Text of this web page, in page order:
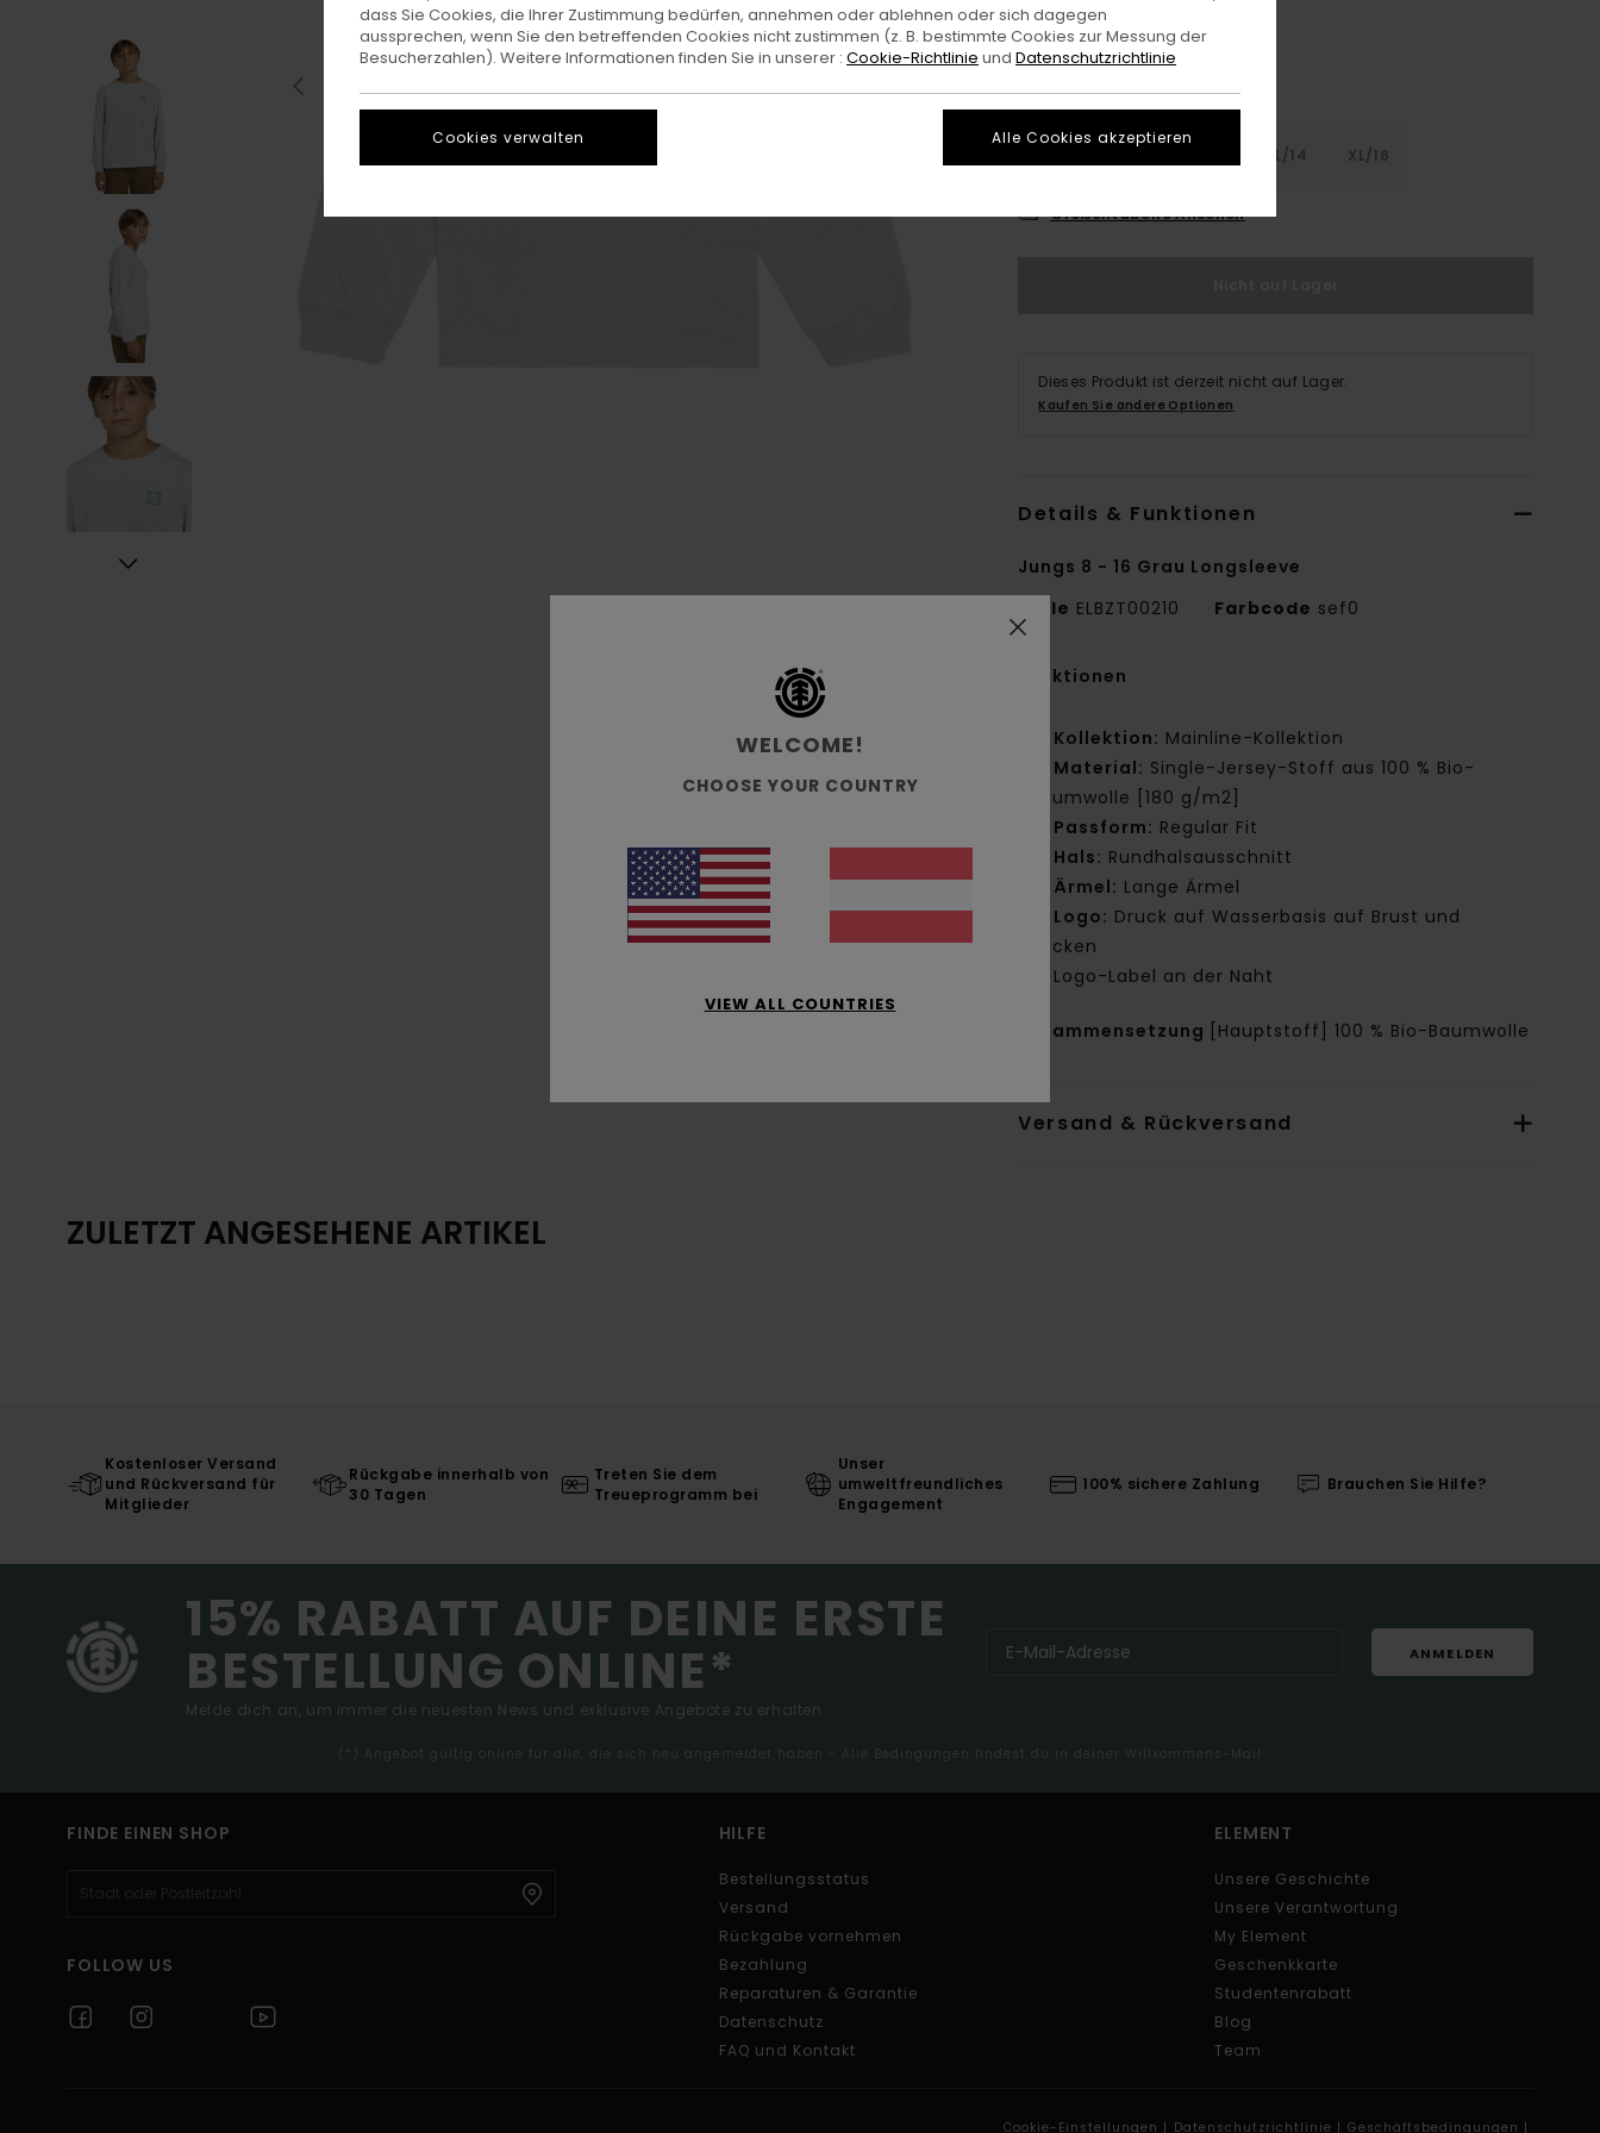
L/14 XL/16
Größentabelle Ansehen
Dieses Produkt ist derzeit nicht auf Lager.
Kaufen Sie andere Optionen
Details & Funktionen
Jungs 8 - 16 Grau Longsleeve
Style ELBZT00210 Farbcode sef0
Funktionen
Kollektion: Mainline-Kollektion
Material: Single-Jersey-Stoff aus 100 % Bio-
Baumwolle [180 g/m2]
Passform: Regular Fit
Hals: Rundhalsausschnitt
Ärmel: Lange Ärmel
Logo: Druck auf Wasserbasis auf Brust und
Rücken
Logo-Label an der Naht
Zusammensetzung [Hauptstoff] 100 % Bio-Baumwolle
Versand & Rückversand
ZULETZT ANGESEHENE ARTIKEL
Kostenloser Versand
und Rückversand für
Mitglieder
Rückgabe innerhalb von
30 Tagen
Treten Sie dem
Treueprogramm bei
Unser
umweltfreundliches
Engagement
100% sichere Zahlung Brauchen Sie Hilfe?
15% RABATT AUF DEINE ERSTE
BESTELLUNG ONLINE*
Melde dich an, um immer die neuesten News und exklusive Angebote zu erhalten.
ANMELDEN
(*) Angebot gültig online für alle, die sich neu angemeldet haben - Alle Bedingungen findest du in deiner Willkommens-Mail
FINDE EINEN SHOP
FOLLOW US
HILFE
Bestellungsstatus
Versand
Rückgabe vornehmen
Bezahlung
Reparaturen & Garantie
Datenschutz
FAQ und Kontakt
ELEMENT
Unsere Geschichte
Unsere Verantwortung
My Element
Geschenkkarte
Studentenrabatt
Blog
Team
Cookie-Einstellungen | Datenschutzrichtlinie | Geschäftsbedingungen |
WELCOME!
CHOOSE YOUR COUNTRY
VIEW ALL COUNTRIES
dass Sie Cookies, die Ihrer Zustimmung bedürfen, annehmen oder ablehnen oder sich dagegen
aussprechen, wenn Sie den betreffenden Cookies nicht zustimmen (z. B. bestimmte Cookies zur Messung der
Besucherzahlen). Weitere Informationen finden Sie in unserer : Cookie-Richtlinie und Datenschutzrichtlinie
Cookies verwalten Alle Cookies akzeptieren